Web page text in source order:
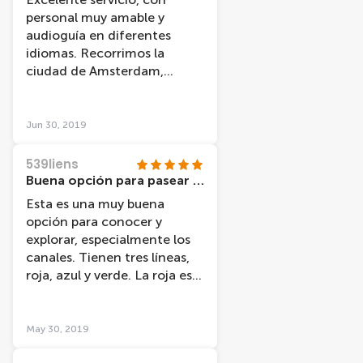
personal muy amable y
audioguía en diferentes
idiomas. Recorrimos la
ciudad de Amsterdam,
Anna Frank, el barrio judío, la
etc. Muy recomendable¡¡¡
Jun 30, 2019
539liens
Buena opción para pasear por lo canales!
Esta es una muy buena
opción para conocer y
explorar, especialmente los
canales. Tienen tres líneas,
roja, azul y verde. La roja es
sólo tuvimos tiempo para los
May 30, 2019